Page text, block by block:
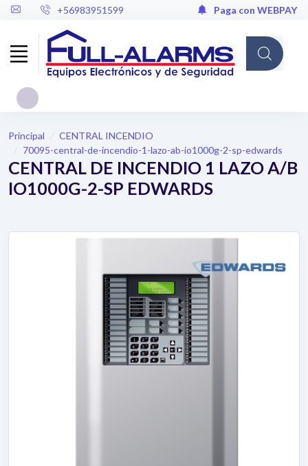
+56983951599 Paga con WEBPAY
Cargando...
Principal
CENTRAL INCENDIO
70095-central-de-incendio-1-lazo-ab-io1000g-2-sp-edwards
CENTRAL DE INCENDIO 1 LAZO A/B
IO1000G-2-SP EDWARDS